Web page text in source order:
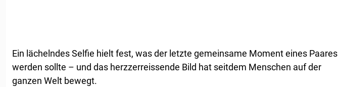
Ein lächelndes Selfie hielt fest, was der letzte gemeinsame Moment eines Paares
werden sollte – und das herzzerreissende Bild hat seitdem Menschen auf der
ganzen Welt bewegt.